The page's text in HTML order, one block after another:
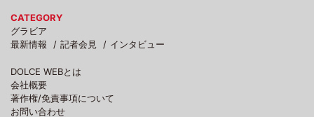
CATEGORY
グラビア
最新情報
記者会見 インタビュー
DOLCE WEBとは
会社概要
著作権/免責事項について
お問い合わせ